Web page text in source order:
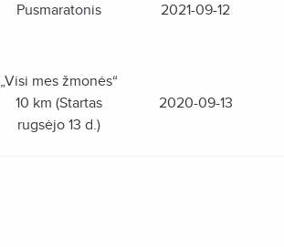
Pusmaratonis 2021-09-12
„Visi mes žmonės“
10 km (Startas
rugsėjo 13 d.)
2020-09-13